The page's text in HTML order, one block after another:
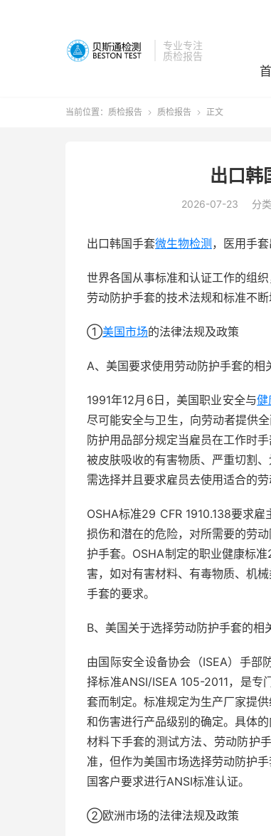
专业专注
质检报告
当前位置： 质检报告  质检报告  正文
出口韩
2026-07-23 分类
出口韩国手套微生物检测 ，医用手
世界各国从事标准和认证工作的组
劳动防护手套的技术法规和标准不
①美国市场的法律法规及政策
A、美国要求使用劳动防护手套的相
1991年12月6日，美国职业安全与健
尽可能安全与卫生，向劳动者提供
防护用品部分规定当雇员在工作时
被皮肤吸收的有害物质、严重切割
需选择并且要求雇员去使用适合的劳
OSHA标准29 CFR 1910.138要求
损伤和潜在的危险，对所需要的劳
护手套。OSHA制定的职业健康标
害，如对有害材料、有毒物质、机
手套的要求。
B、美国关于选择劳动防护手套的相
由国际安全设备协会（ISEA）手部
择标准ANSI/ISEA 105-2011，是专
套而制定。标准规定为生产厂家提
和伤害进行产品级别的确定。具体
材料下手套的测试方法、劳动防护
准，但作为美国市场选择劳动防护
国客户要求进行ANSI标准认证。
②欧洲市场的法律法规及政策